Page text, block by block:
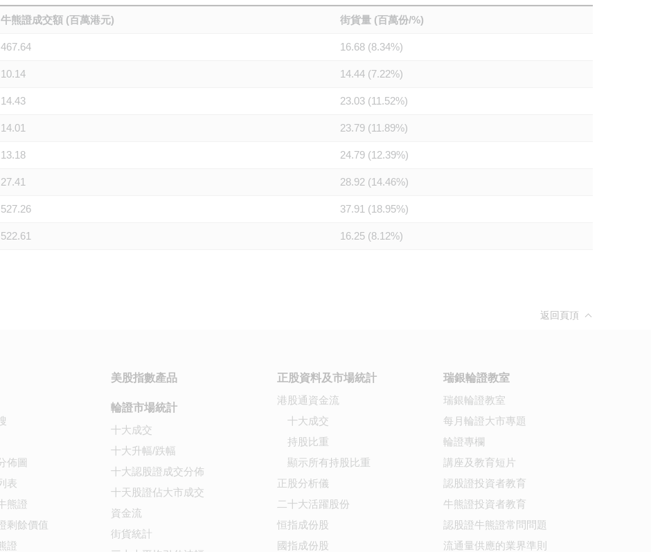
牛熊證成交額 (百萬港元) 街貨量 (百萬份/%)
467.64 16.68 (8.34%)
10.14 14.44 (7.22%)
14.43 23.03 (11.52%)
14.01 23.79 (11.89%)
13.18 24.79 (12.39%)
27.41 28.92 (14.46%)
527.26 37.91 (18.95%)
522.61 16.25 (8.12%)
返回頁頂
佈圖
表
熊證
剩餘價值
證
美股指數產品
輪證市場統計
十大成交
十大升幅/跌幅
十大認股證成交分佈
十天股證佔大市成交
資金流
街貨統計
正股資料及市場統計
港股通資金流
十大成交
持股比重
顯示所有持股比重
正股分析儀
二十大活躍股份
恒指成份股
國指成份股
瑞銀輪證教室
瑞銀輪證教室
每月輪證大市專題
輪證專欄
講座及教育短片
認股證投資者教育
牛熊證投資者教育
認股證牛熊證常問問題
流通量供應的業界準則